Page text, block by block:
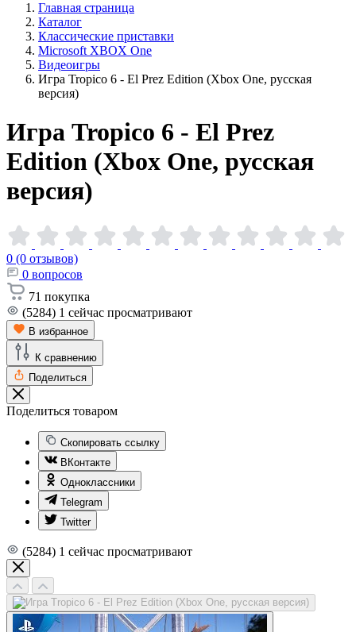
Главная страница
Каталог
Классические приставки
Microsoft XBOX One
Видеоигры
Игра Tropico 6 - El Prez Edition (Xbox One, русская
версия)
Игра Tropico 6 - El Prez
Edition (Xbox One, русская
версия)
0 (0 отзывов)
0 вопросов
71 покупка
(5284) 1 сейчас просматривают
В избранное
К сравнению
Поделиться
Поделиться товаром
Скопировать ссылку
ВКонтакте
Одноклассники
Telegram
Twitter
(5284) 1 сейчас просматривают